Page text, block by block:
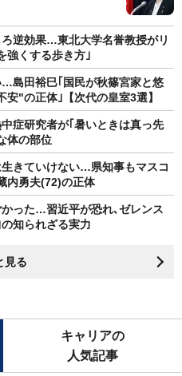
ろ逆効果…東北大学名誉教授がリ
強くする歩き方｣
島田裕巳｢国民が秋篠宮家と悠
"の正体｣【次代の皇室3選】
症研究者が｢暑いときは真っ先
体の部位
生きていけない…県知事もマスコ
内勇夫(72)の正体
った…習近平が恐れ､ゼレンス
知られざる実力
見る
キャリアの
人気記事